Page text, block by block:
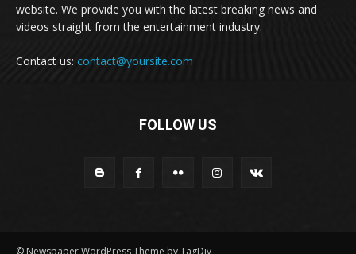
website. We provide you with the latest breaking news and
videos straight from the entertainment industry.
Contact us: contact@yoursite.com
FOLLOW US
© Newspaper WordPress Theme by TagDiv